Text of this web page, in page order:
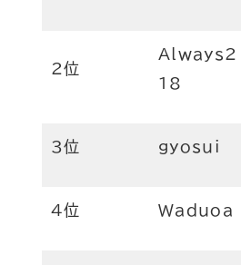
2位
Always2
18
3位 gyosui
4位 Waduoa